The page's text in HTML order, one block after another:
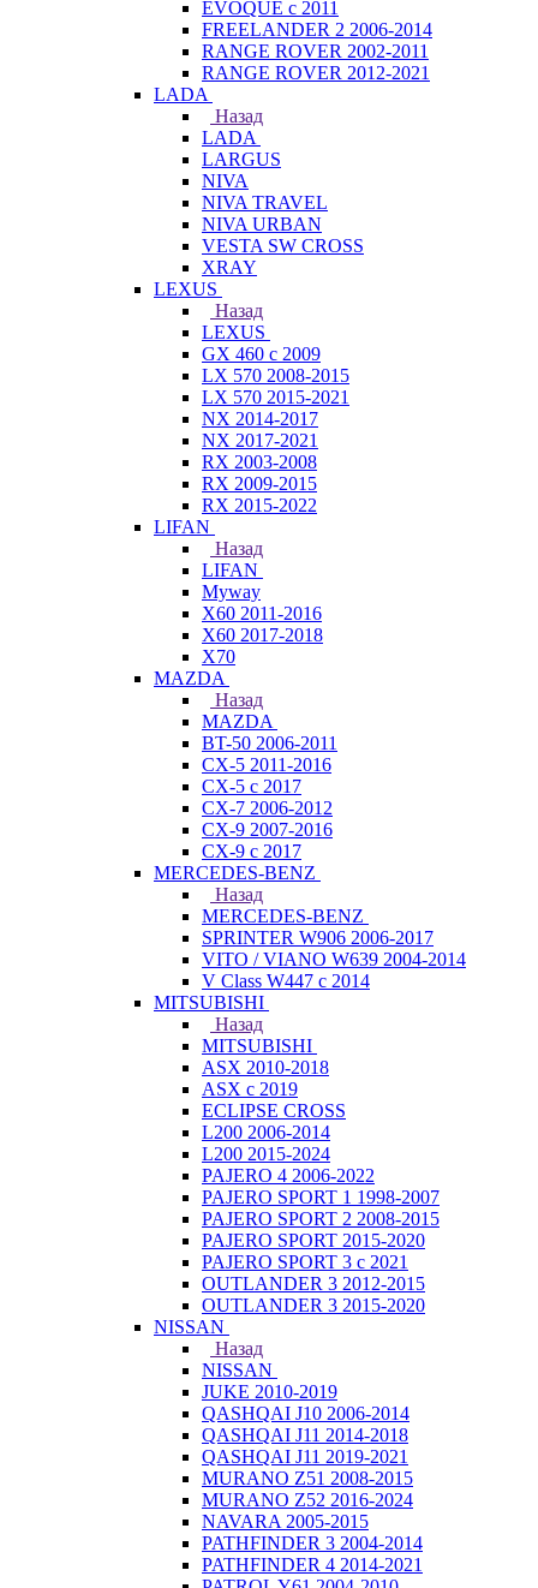
EVOQUE с 2011
FREELANDER 2 2006-2014
RANGE ROVER 2002-2011
RANGE ROVER 2012-2021
LADA
Назад
LADA
LARGUS
NIVA
NIVA TRAVEL
NIVA URBAN
VESTA SW CROSS
XRAY
LEXUS
Назад
LEXUS
GX 460 с 2009
LX 570 2008-2015
LX 570 2015-2021
NX 2014-2017
NX 2017-2021
RX 2003-2008
RX 2009-2015
RX 2015-2022
LIFAN
Назад
LIFAN
Myway
X60 2011-2016
X60 2017-2018
X70
MAZDA
Назад
MAZDA
BT-50 2006-2011
CX-5 2011-2016
CX-5 с 2017
CX-7 2006-2012
CX-9 2007-2016
CX-9 с 2017
MERCEDES-BENZ
Назад
MERCEDES-BENZ
SPRINTER W906 2006-2017
VITO / VIANO W639 2004-2014
V Class W447 с 2014
MITSUBISHI
Назад
MITSUBISHI
ASX 2010-2018
ASX с 2019
ECLIPSE CROSS
L200 2006-2014
L200 2015-2024
PAJERO 4 2006-2022
PAJERO SPORT 1 1998-2007
PAJERO SPORT 2 2008-2015
PAJERO SPORT 2015-2020
PAJERO SPORT 3 с 2021
OUTLANDER 3 2012-2015
OUTLANDER 3 2015-2020
NISSAN
Назад
NISSAN
JUKE 2010-2019
QASHQAI J10 2006-2014
QASHQAI J11 2014-2018
QASHQAI J11 2019-2021
MURANO Z51 2008-2015
MURANO Z52 2016-2024
NAVARA 2005-2015
PATHFINDER 3 2004-2014
PATHFINDER 4 2014-2021